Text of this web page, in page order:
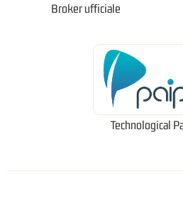
Broker ufficiale
Technological